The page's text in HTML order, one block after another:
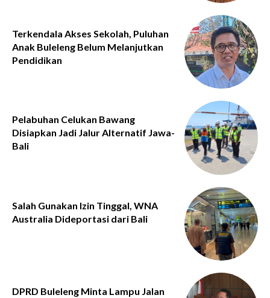
Terkendala Akses Sekolah, Puluhan
Anak Buleleng Belum Melanjutkan
Pendidikan
Pelabuhan Celukan Bawang
Disiapkan Jadi Jalur Alternatif Jawa-
Bali
Salah Gunakan Izin Tinggal, WNA
Australia Dideportasi dari Bali
DPRD Buleleng Minta Lampu Jalan